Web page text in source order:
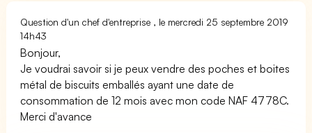
Question d'un chef d'entreprise , le mercredi 25 septembre 2019
14h43
Bonjour,
Je voudrai savoir si je peux vendre des poches et boites
métal de biscuits emballés ayant une date de
consommation de 12 mois avec mon code NAF 4778C.
Merci d'avance